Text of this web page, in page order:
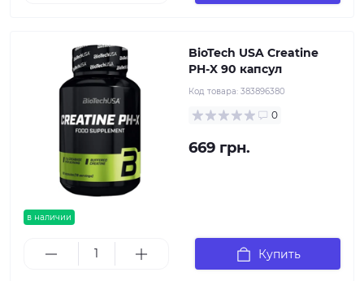
в наличии
BioTech USA Creatine
PH-X 90 капсул
Код товара: 383896380
0
669 грн.
Купить